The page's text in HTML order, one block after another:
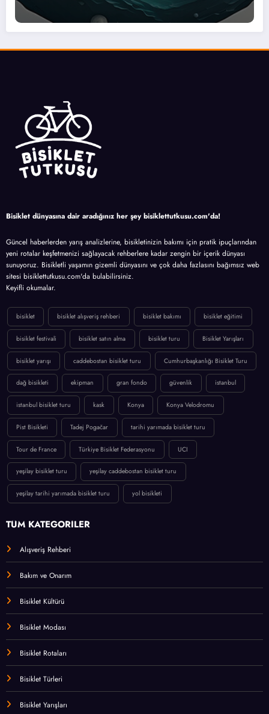
Bisiklet dünyasına dair aradığınız her şey bisiklettutkusu.com'da!
Güncel haberlerden yarış analizlerine, bisikletinizin bakımı için pratik ipuçlarından
yeni rotalar keşfetmenizi sağlayacak rehberlere kadar zengin bir içerik dünyası
sunuyoruz. Bisikletli yaşamın gizemli dünyasını ve çok daha fazlasını bağımsız web
sitesi bisiklettutkusu.com'da bulabilirsiniz.
Keyifli okumalar.
bisiklet bisiklet alışveriş rehberi bisiklet bakımı bisiklet eğitimi
bisiklet festivali bisiklet satın alma bisiklet turu Bisiklet Yarışları
bisiklet yarışı caddebostan bisiklet turu Cumhurbaşkanlığı Bisiklet Turu
dağ bisikleti ekipman gran fondo güvenlik istanbul
istanbul bisiklet turu kask Konya Konya Velodromu
Pist Bisikleti Tadej Pogačar tarihi yarımada bisiklet turu
Tour de France Türkiye Bisiklet Federasyonu UCI
yeşilay bisiklet turu yeşilay caddebostan bisiklet turu
yeşilay tarihi yarımada bisiklet turu yol bisikleti
TÜM KATEGORİLER
Alışveriş Rehberi
Bakım ve Onarım
Bisiklet Kültürü
Bisiklet Modası
Bisiklet Rotaları
Bisiklet Türleri
Bisiklet Yarışları